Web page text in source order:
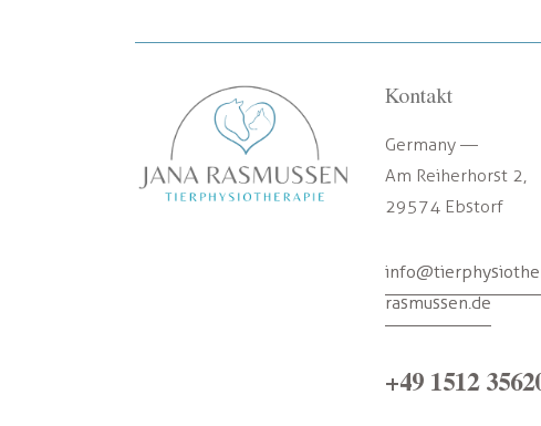
Kontakt
Germany —
Am Reiherhorst 2,
29574 Ebstorf
rasmussen.de
+49 1512